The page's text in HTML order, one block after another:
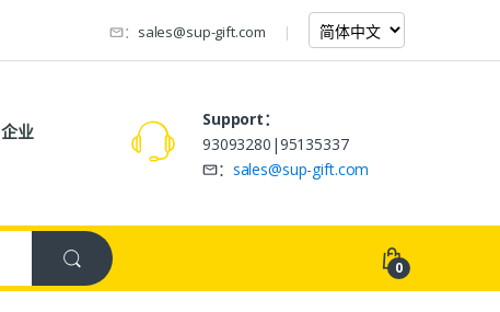
： sales@sup-gift.com
企业
Support：
93093280|95135337
： sales@sup-gift.com
0